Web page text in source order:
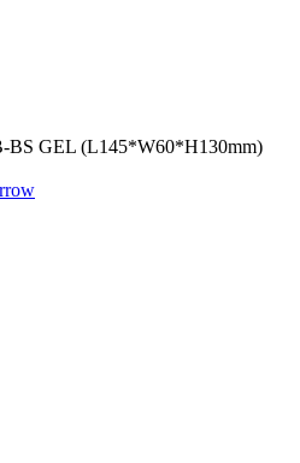
BS GEL (L145*W60*H130mm)